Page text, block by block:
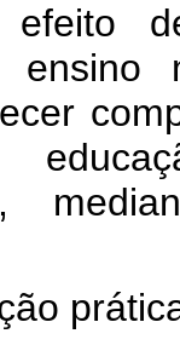
efeito
ensino